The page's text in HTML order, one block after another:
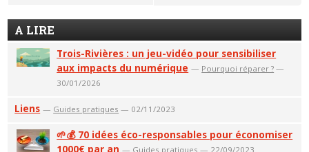
A LIRE
Trois-Rivières : un jeu-vidéo pour sensibiliser
aux impacts du numérique — Pourquoi réparer ? —
30/01/2026
Liens — Guides pratiques — 02/11/2023
🌱💰 70 idées éco-responsables pour économiser
1000€ par an — Guides pratiques — 22/09/2023